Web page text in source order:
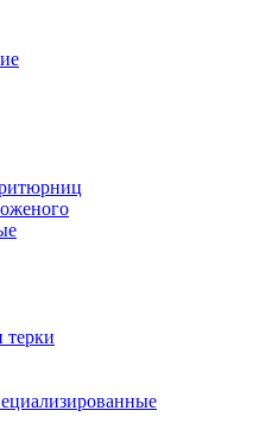
терки